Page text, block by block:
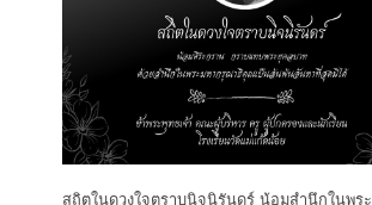
สถิตในดวงใจตราบนิจนิรันดร์ น้อมสำนึกในพระ